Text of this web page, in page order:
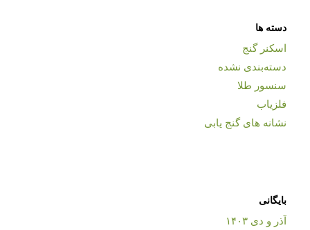
دسته ها
اسکنر گنج
دسته‌بندی نشده
سنسور طلا
فلزیاب
نشانه های گنج یابی
بایگانی
آذر و دی ۱۴۰۳